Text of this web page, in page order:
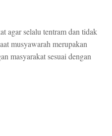
agar selalu tentram dan tidak
musyawarah merupakan
masyarakat sesuai dengan